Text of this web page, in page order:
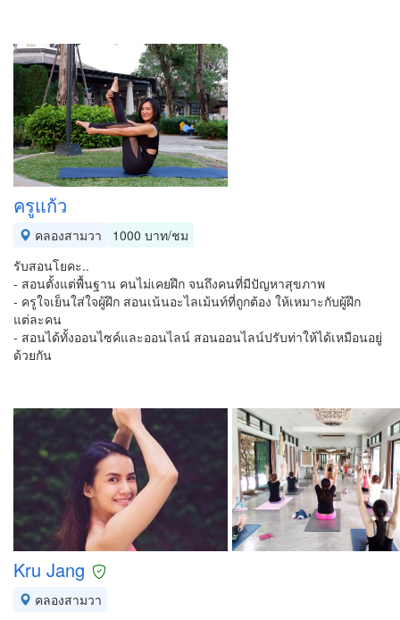
ครูแก้ว
คลองสามวา
1000 บาท/ชม
รับสอนโยคะ..
- สอนตั้งแต่พื้นฐาน คนไม่เคยฝึก จนถึงคนที่มีปัญหาสุขภาพ
- ครูใจเย็นใส่ใจผู้ฝึก สอนเน้นอะไลเม้นท์ที่ถูกต้อง ให้เหมาะกับผู้ฝึก
แต่ละคน
- สอนได้ทั้งออนไซค์และออนไลน์ สอนออนไลน์ปรับท่าให้ได้เหมือนอยู่
ด้วยกัน
Kru Jang
คลองสามวา